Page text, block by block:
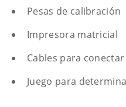
Pesas de calibración
Impresora matricial
Cables para
Juego para